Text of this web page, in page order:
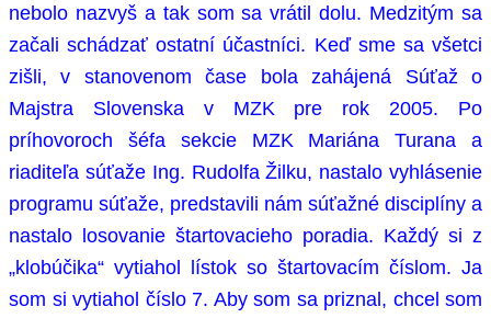
nebolo nazvyš a tak som sa vrátil dolu. Medzitým sa
začali schádzať ostatní účastníci. Keď sme sa všetci
zišli, v stanovenom čase bola zahájená Súťaž o
Majstra Slovenska v MZK pre rok 2005. Po
príhovoroch šéfa sekcie MZK Mariána Turana a
riaditeľa súťaže Ing. Rudolfa Žilku, nastalo vyhlásenie
programu súťaže, predstavili nám súťažné disciplíny a
nastalo losovanie štartovacieho poradia. Každý si z
„klobúčika“ vytiahol lístok so štartovacím číslom. Ja
som si vytiahol číslo 7. Aby som sa priznal, chcel som